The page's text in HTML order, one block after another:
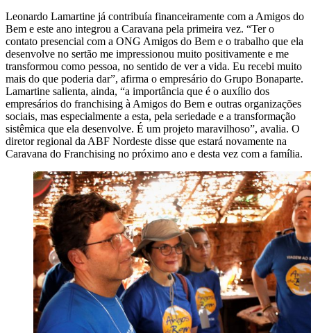
Leonardo Lamartine já contribuía financeiramente com a Amigos do
Bem e este ano integrou a Caravana pela primeira vez. “Ter o
contato presencial com a ONG Amigos do Bem e o trabalho que ela
desenvolve no sertão me impressionou muito positivamente e me
transformou como pessoa, no sentido de ver a vida. Eu recebi muito
mais do que poderia dar”, afirma o empresário do Grupo Bonaparte.
Lamartine salienta, ainda, “a importância que é o auxílio dos
empresários do franchising à Amigos do Bem e outras organizações
sociais, mas especialmente a esta, pela seriedade e a transformação
sistêmica que ela desenvolve. É um projeto maravilhoso”, avalia. O
diretor regional da ABF Nordeste disse que estará novamente na
Caravana do Franchising no próximo ano e desta vez com a família.